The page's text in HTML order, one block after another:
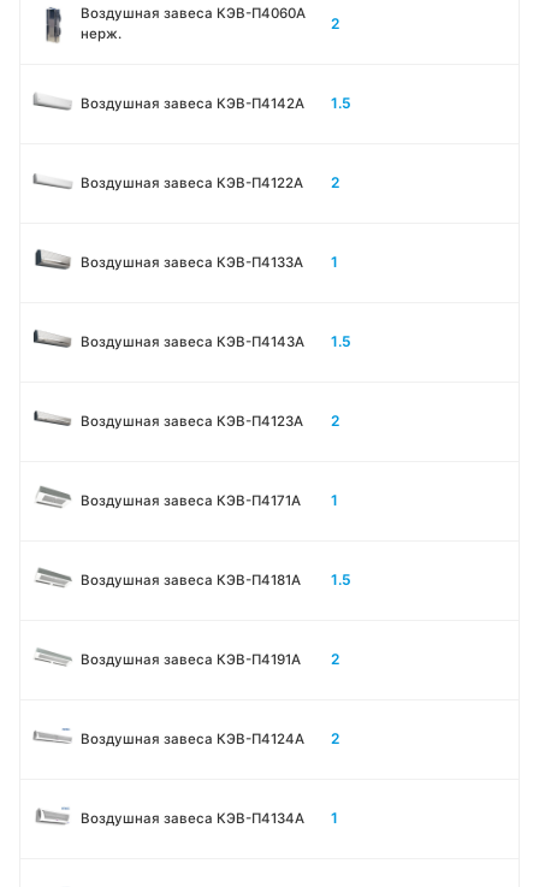
Воздушная завеса КЭВ-П4060A
нерж.
2
Воздушная завеса КЭВ-П4142A 1.5
Воздушная завеса КЭВ-П4122A 2
Воздушная завеса КЭВ-П4133A 1
Воздушная завеса КЭВ-П4143A 1.5
Воздушная завеса КЭВ-П4123A 2
Воздушная завеса КЭВ-П4171A 1
Воздушная завеса КЭВ-П4181A 1.5
Воздушная завеса КЭВ-П4191A 2
Воздушная завеса КЭВ-П4124A 2
Воздушная завеса КЭВ-П4134A 1